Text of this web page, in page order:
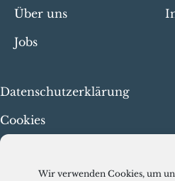
Wir verwenden Cookies, um
Über uns
Jobs
Datenschutzerklärung
Cookies